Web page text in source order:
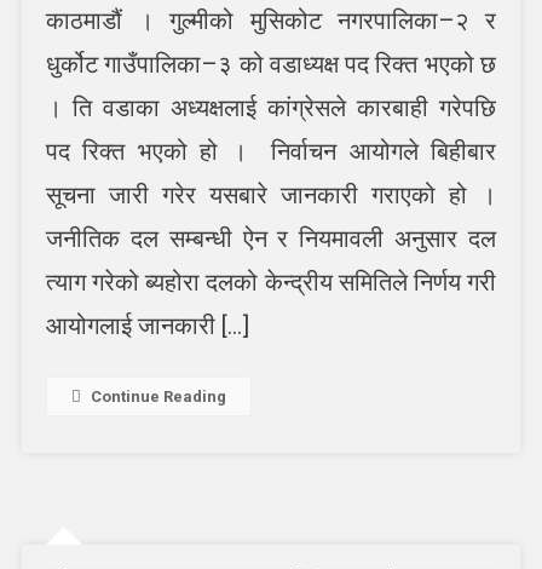
र
सर्वोच्च
अदालत
खुल्ने
काठमाडौं । गुल्मीको मुसिकोट नगरपालिका–२ र
धुर्कोट गाउँपालिका–३ को वडाध्यक्ष पद रिक्त भएको छ
। ति वडाका अध्यक्षलाई कांग्रेसले कारबाही गरेपछि
पद रिक्त भएको हो । निर्वाचन आयोगले बिहीबार
सूचना जारी गरेर यसबारे जानकारी गराएको हो ।
जनीतिक दल सम्बन्धी ऐन र नियमावली अनुसार दल
त्याग गरेको ब्यहोरा दलको केन्द्रीय समितिले निर्णय गरी
आयोगलाई जानकारी […]
Continue Reading